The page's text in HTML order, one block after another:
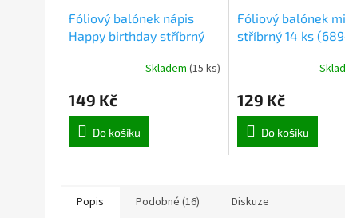
Fóliový balónek nápis
Happy birthday stříbrný
Skladem (15 ks)
149 Kč
Do košíku
Fóliový balónek
stříbrný 14 ks
129 Kč
Do košíku
Popis Podobné (16) Diskuze